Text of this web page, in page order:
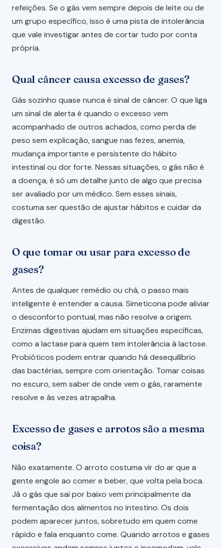
refeições. Se o gás vem sempre depois de leite ou de
um grupo específico, isso é uma pista de intolerância
que vale investigar antes de cortar tudo por conta
própria.
Qual câncer causa excesso de gases?
Gás sozinho quase nunca é sinal de câncer. O que liga
um sinal de alerta é quando o excesso vem
acompanhado de outros achados, como perda de
peso sem explicação, sangue nas fezes, anemia,
mudança importante e persistente do hábito
intestinal ou dor forte. Nessas situações, o gás não é
a doença, é só um detalhe junto de algo que precisa
ser avaliado por um médico. Sem esses sinais,
costuma ser questão de ajustar hábitos e cuidar da
digestão.
O que tomar ou usar para excesso de
gases?
Antes de qualquer remédio ou chá, o passo mais
inteligente é entender a causa. Simeticona pode aliviar
o desconforto pontual, mas não resolve a origem.
Enzimas digestivas ajudam em situações específicas,
como a lactase para quem tem intolerância à lactose.
Probióticos podem entrar quando há desequilíbrio
das bactérias, sempre com orientação. Tomar coisas
no escuro, sem saber de onde vem o gás, raramente
resolve e às vezes atrapalha.
Excesso de gases e arrotos são a mesma
coisa?
Não exatamente. O arroto costuma vir do ar que a
gente engole ao comer e beber, que volta pela boca.
Já o gás que sai por baixo vem principalmente da
fermentação dos alimentos no intestino. Os dois
podem aparecer juntos, sobretudo em quem come
rápido e fala enquanto come. Quando arrotos e gases